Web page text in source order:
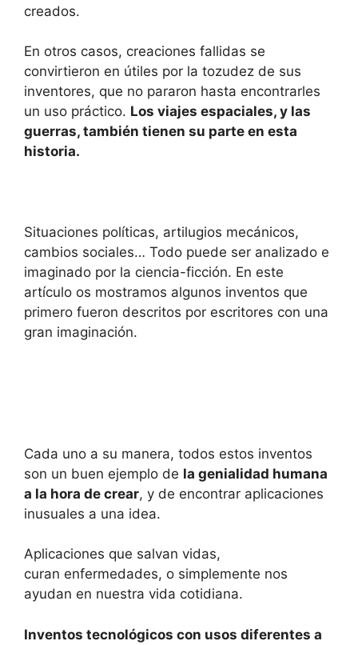
creados.
En otros casos, creaciones fallidas se
convirtieron en útiles por la tozudez de sus
inventores, que no pararon hasta encontrarles
un uso práctico. Los viajes espaciales, y las
guerras, también tienen su parte en esta
historia.
Situaciones políticas, artilugios mecánicos,
cambios sociales… Todo puede ser analizado e
imaginado por la ciencia-ficción. En este
artículo os mostramos algunos inventos que
primero fueron descritos por escritores con una
gran imaginación.
Cada uno a su manera, todos estos inventos
son un buen ejemplo de la genialidad humana
a la hora de crear, y de encontrar aplicaciones
inusuales a una idea.
Aplicaciones que salvan vidas,
curan enfermedades, o simplemente nos
ayudan en nuestra vida cotidiana.
Inventos tecnológicos con usos diferentes a